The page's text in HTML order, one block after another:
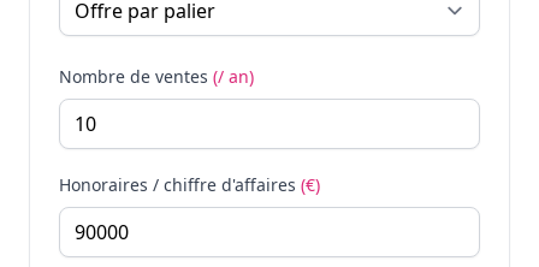
Nombre de ventes (/ an)
Honoraires / chiffre d'affaires (€)